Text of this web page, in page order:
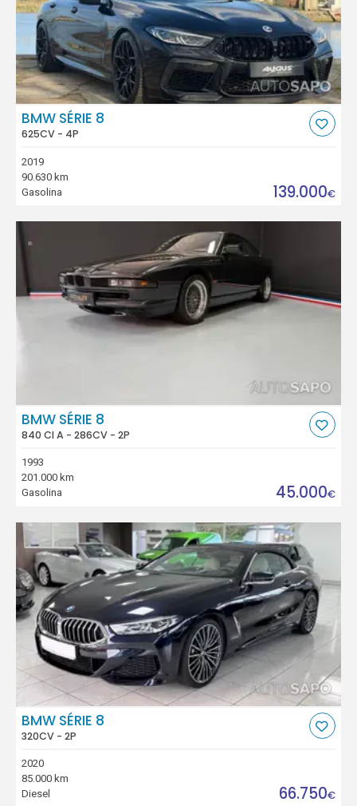
BMW SÉRIE 8
625CV - 4P
2019
90.630 km
Gasolina
139.000€
BMW SÉRIE 8
840 CI A - 286CV - 2P
1993
201.000 km
Gasolina
45.000€
BMW SÉRIE 8
320CV - 2P
2020
85.000 km
Diesel
66.750€